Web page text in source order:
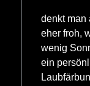
denkt man
eher froh,
wenig
ein